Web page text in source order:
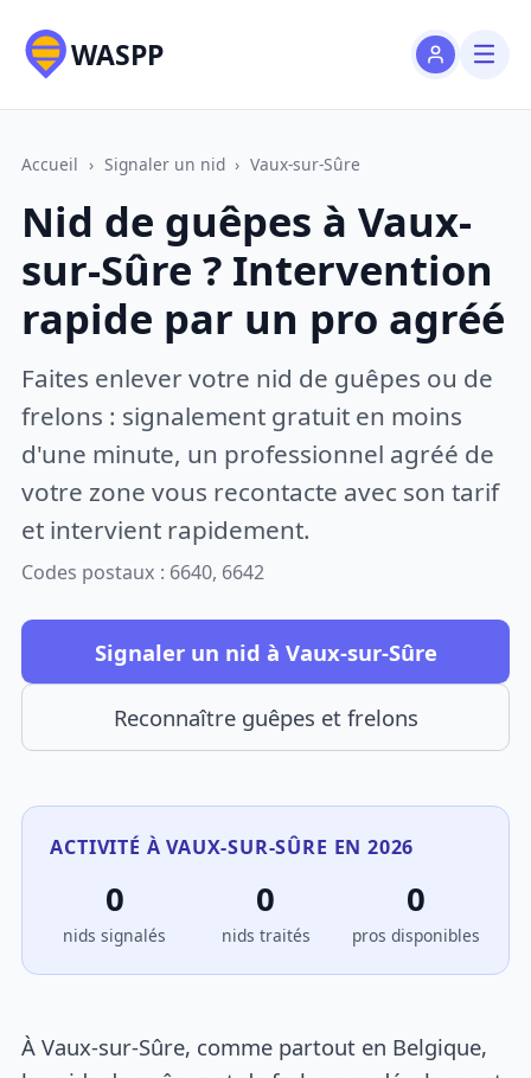
WASPP
Accueil › Signaler un nid › Vaux-sur-Sûre
Nid de guêpes à Vaux-
sur-Sûre ? Intervention
rapide par un pro agréé
Faites enlever votre nid de guêpes ou de
frelons : signalement gratuit en moins
d'une minute, un professionnel agréé de
votre zone vous recontacte avec son tarif
et intervient rapidement.
Codes postaux : 6640, 6642
Signaler un nid à Vaux-sur-Sûre
Reconnaître guêpes et frelons
ACTIVITÉ À VAUX-SUR-SÛRE EN 2026
0
nids signalés
0
nids traités
0
pros disponibles
À Vaux-sur-Sûre, comme partout en Belgique,